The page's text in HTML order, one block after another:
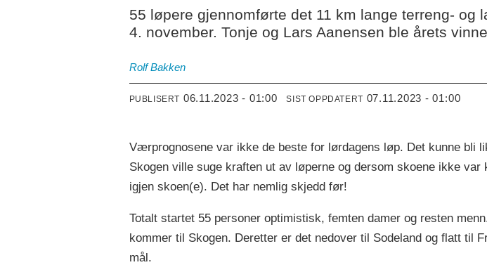
55 løpere gjennomførte det 11 km lange terreng-
4. november. Tonje og Lars Aanensen ble årets
Rolf Bakken
PUBLISERT 06.11.2023 - 01:00 SIST OPPDATERT 07.11.2023 - 01:00
Værprognosene var ikke de beste for lørdagens løp. Det kunne bli
Skogen ville suge kraften ut av løperne og dersom skoene ikke
igjen skoen(e). Det har nemlig skjedd før!
Totalt startet 55 personer optimistisk, femten damer og resten
kommer til Skogen. Deretter er det nedover til Sodeland og flatt til
mål.